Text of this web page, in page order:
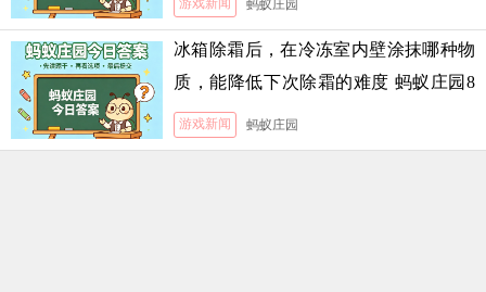
游戏新闻 蚂蚁庄园
冰箱除霜后，在冷冻室内壁涂抹哪种物
质，能降低下次除霜的难度 蚂蚁庄园8
月5日答案
游戏新闻 蚂蚁庄园